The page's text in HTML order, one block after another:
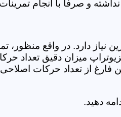
و صرفاً با انجام
نیاز دارد. در واقع
میزان دقیق تعداد
از تعداد حرکات اصلاحی
دهید.